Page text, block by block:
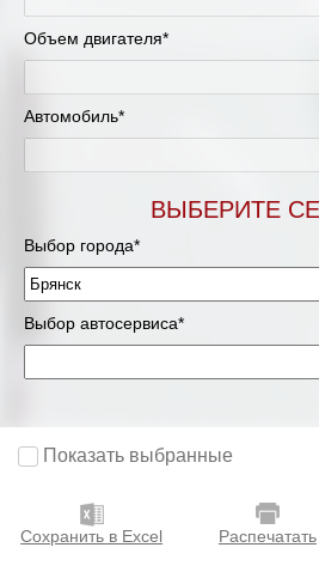
Объем двигателя*
Автомобиль*
ВЫБЕРИТЕ
Выбор города*
Выбор автосервиса*
Показать выбранные
Сохранить в Excel Распечатать